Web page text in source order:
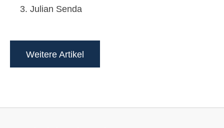
Julian Senda
Weitere Artikel